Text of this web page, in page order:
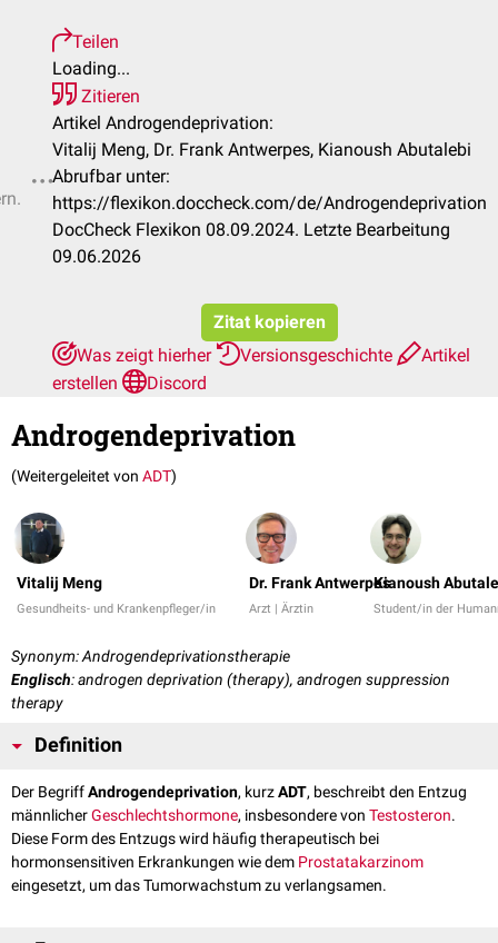
Teilen
Loading...
Zitieren
Artikel Androgendeprivation:
Vitalij Meng, Dr. Frank Antwerpes, Kianoush Abutalebi
Abrufbar unter:
https://flexikon.doccheck.com/de/Androgendeprivation
DocCheck Flexikon 08.09.2024. Letzte Bearbeitung
09.06.2026
Zitat kopieren
Was zeigt hierher
Versionsgeschichte
Artikel
erstellen
Discord
Androgendeprivation
(Weitergeleitet von ADT)
Vitalij Meng
Gesundheits- und Krankenpfleger/in
Dr. Frank Antwerpes
Arzt | Ärztin
Kianoush
Student/in der
Synonym: Androgendeprivationstherapie
Englisch: androgen deprivation (therapy), androgen suppression
therapy
Definition
Der BegriffAndrogendeprivation, kurzADT, beschreibt den Entzug
männlicherGeschlechtshormone, insbesondere von Testosteron.
Diese Form des Entzugs wird häufig therapeutisch bei
hormonsensitiven Erkrankungen wie dem Prostatakarzinom
eingesetzt, um das Tumorwachstum zu verlangsamen.